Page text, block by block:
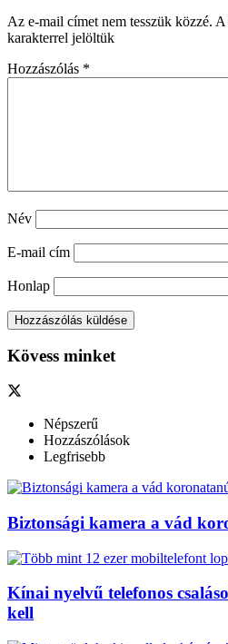
Az e-mail címet nem tesszük közzé. A
karakterrel jelöltük
Hozzászólás *
Név
E-mail cím
Honlap
Kövess minket
Népszerű
Hozzászólások
Legfrisebb
Biztonsági kamera a vád
Kínai nyelvű telefonos
kell